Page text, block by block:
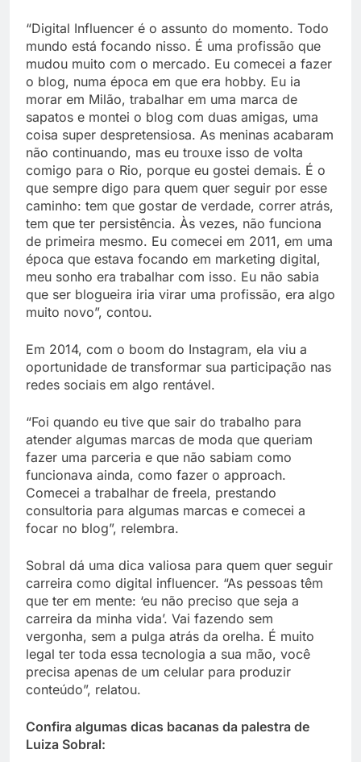
“Digital Influencer é o assunto do momento. Todo
mundo está focando nisso. É uma profissão que
mudou muito com o mercado. Eu comecei a fazer
o blog, numa época em que era hobby. Eu ia
morar em Milão, trabalhar em uma marca de
sapatos e montei o blog com duas amigas, uma
coisa super despretensiosa. As meninas acabaram
não continuando, mas eu trouxe isso de volta
comigo para o Rio, porque eu gostei demais. É o
que sempre digo para quem quer seguir por esse
caminho: tem que gostar de verdade, correr atrás,
tem que ter persistência. Às vezes, não funciona
de primeira mesmo. Eu comecei em 2011, em uma
época que estava focando em marketing digital,
meu sonho era trabalhar com isso. Eu não sabia
que ser blogueira iria virar uma profissão, era algo
muito novo”, contou.
Em 2014, com o boom do Instagram, ela viu a
oportunidade de transformar sua participação nas
redes sociais em algo rentável.
“Foi quando eu tive que sair do trabalho para
atender algumas marcas de moda que queriam
fazer uma parceria e que não sabiam como
funcionava ainda, como fazer o approach.
Comecei a trabalhar de freela, prestando
consultoria para algumas marcas e comecei a
focar no blog”, relembra.
Sobral dá uma dica valiosa para quem quer seguir
carreira como digital influencer. “As pessoas têm
que ter em mente: ‘eu não preciso que seja a
carreira da minha vida’. Vai fazendo sem
vergonha, sem a pulga atrás da orelha. É muito
legal ter toda essa tecnologia a sua mão, você
precisa apenas de um celular para produzir
conteúdo”, relatou.
Confira algumas dicas bacanas da palestra de
Luiza Sobral: